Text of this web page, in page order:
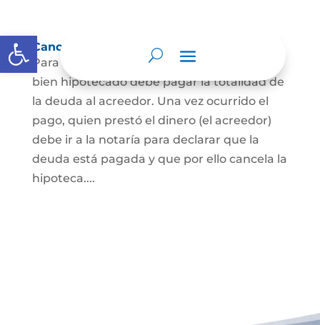
Abrir barra de herramientas
Cancelación de Hipoteca
Para cancelar una hipoteca, el dueño del
bien hipotecado debe pagar la totalidad de
la deuda al acreedor. Una vez ocurrido el
pago, quien prestó el dinero (el acreedor)
debe ir a la notaría para declarar que la
deuda está pagada y que por ello cancela la
hipoteca....